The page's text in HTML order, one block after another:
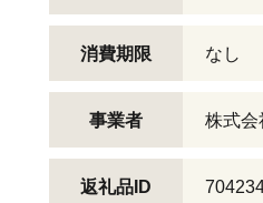
消費期限 なし
事業者 株式会
返礼品ID